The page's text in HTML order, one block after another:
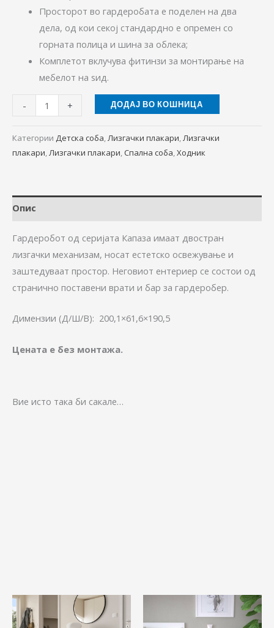
Просторот во гардеробата е поделен на два
дела, од кои секој стандардно е опремен со
горната полица и шина за облека;
Комплетот вклучува фитинзи за монтирање на
мебелот на ѕид.
- + ДОДАЈ ВО КОШНИЦА
Категории Детска соба,Лизгачки плакари,Лизгачки
плакари,Лизгачки плакари, Спална соба,Ходник
Опис
Гардеробот од серијата Капаза имаат двостран
лизгачки механизам, носат естетско освежување и
заштедуваaт простор. Неговиот ентериер се состои од
странично поставени врати и бар за гардеробер.
Димензии (Д/Ш/В): 200,1×61,6×190,5
Цената е без монтажа.
Вие исто така би сакале…